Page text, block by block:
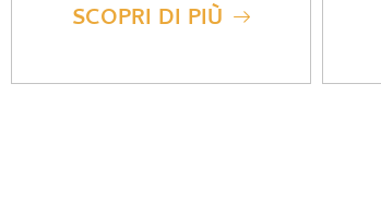
SCOPRI DI PIÙ